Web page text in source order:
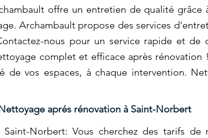
offre un entretien de qualité grâce
Archambault propose des services
nous pour un service rapide et de
complet et efficace après rénovation
de vos espaces, à chaque intervention.
aprés rénovation à Saint-Norbert
Norbert: Vous cherchez des tarifs de